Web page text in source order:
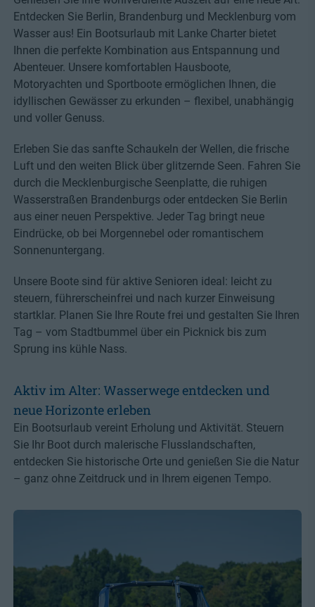
Entdecken Sie Berlin, Brandenburg und Mecklenburg vom
Wasser aus! Ein Bootsurlaub mit Lanke Charter bietet
Ihnen die perfekte Kombination aus Entspannung und
Abenteuer. Unsere komfortablen Hausboote,
Motoryachten und Sportboote ermöglichen Ihnen, die
idyllischen Gewässer zu erkunden – flexibel, unabhängig
und voller Genuss.
Erleben Sie das sanfte Schaukeln der Wellen, die frische
Luft und den weiten Blick über glitzernde Seen. Fahren Sie
durch die Mecklenburgische Seenplatte, die ruhigen
Wasserstraßen Brandenburgs oder entdecken Sie Berlin
aus einer neuen Perspektive. Jeder Tag bringt neue
Eindrücke, ob bei Morgennebel oder romantischem
Sonnenuntergang.
Unsere Boote sind für aktive Senioren ideal: leicht zu
steuern, führerscheinfrei und nach kurzer Einweisung
startklar. Planen Sie Ihre Route frei und gestalten Sie Ihren
Tag – vom Stadtbummel über ein Picknick bis zum
Sprung ins kühle Nass.
Aktiv im Alter: Wasserwege entdecken und
neue Horizonte erleben
Ein Bootsurlaub vereint Erholung und Aktivität. Steuern
Sie Ihr Boot durch malerische Flusslandschaften,
entdecken Sie historische Orte und genießen Sie die Natur
– ganz ohne Zeitdruck und in Ihrem eigenen Tempo.